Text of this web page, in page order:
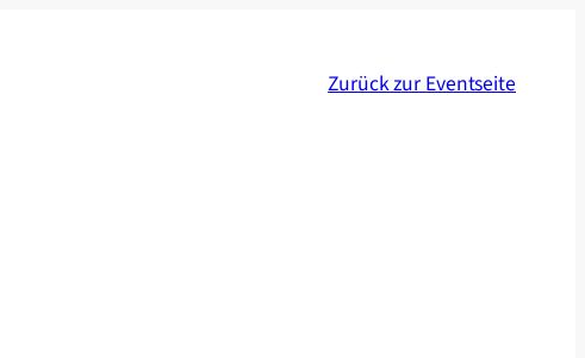
Zurück zur Eventseite